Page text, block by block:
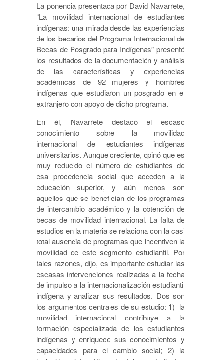
La ponencia presentada por David Navarrete,
“La movilidad internacional de estudiantes
indígenas: una mirada desde las experiencias
de los becarios del Programa Internacional de
Becas de Posgrado para Indígenas” presentó
los resultados de la documentación y análisis
de las características y experiencias
académicas de 92 mujeres y hombres
indígenas que estudiaron un posgrado en el
extranjero con apoyo de dicho programa.
En él, Navarrete destacó el escaso
conocimiento sobre la movilidad
internacional de estudiantes indígenas
universitarios. Aunque creciente, opinó que es
muy reducido el número de estudiantes de
esa procedencia social que acceden a la
educación superior, y aún menos son
aquellos que se benefician de los programas
de intercambio académico y la obtención de
becas de movilidad internacional. La falta de
estudios en la materia se relaciona con la casi
total ausencia de programas que incentiven la
movilidad de este segmento estudiantil. Por
tales razones, dijo, es importante estudiar las
escasas intervenciones realizadas a la fecha
de impulso a la internacionalización estudiantil
indígena y analizar sus resultados. Dos son
los argumentos centrales de su estudio: 1) la
movilidad internacional contribuye a la
formación especializada de los estudiantes
indígenas y enriquece sus conocimientos y
capacidades para el cambio social; 2) la